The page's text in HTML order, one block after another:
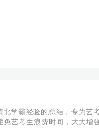
学霸经验的总结，专为艺
艺考生浪费时间，大大增